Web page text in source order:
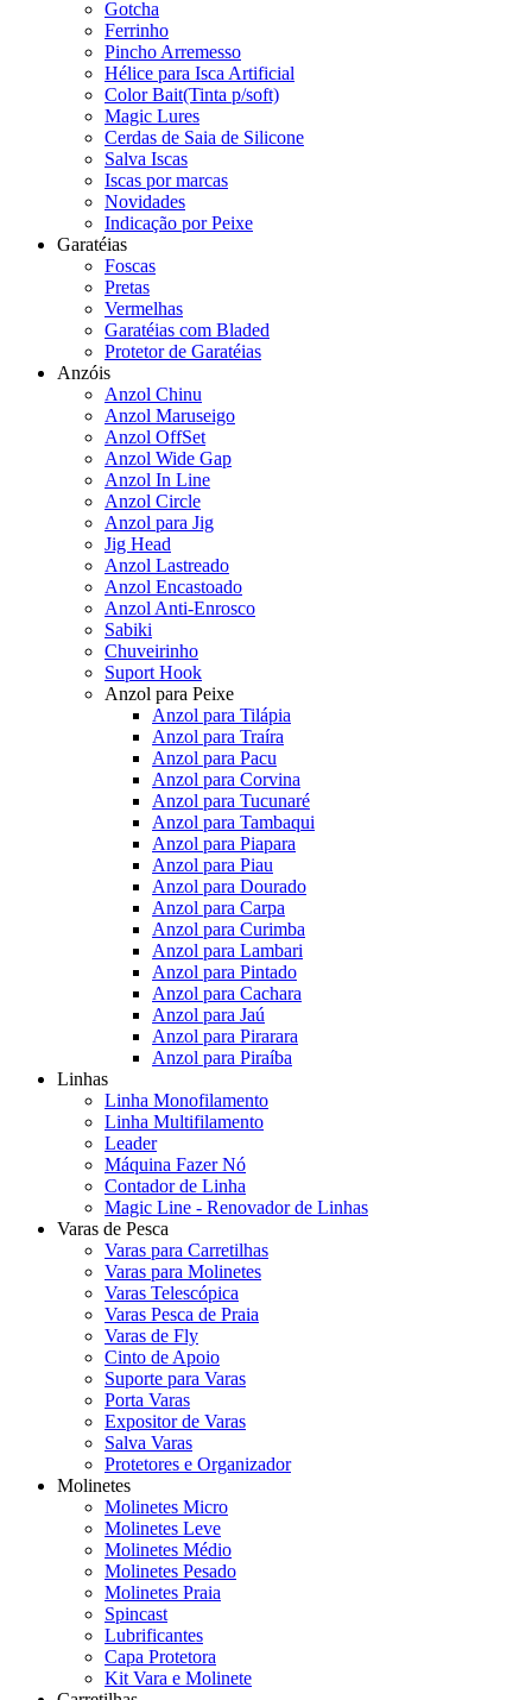
Gotcha
Ferrinho
Pincho Arremesso
Hélice para Isca Artificial
Color Bait(Tinta p/soft)
Magic Lures
Cerdas de Saia de Silicone
Salva Iscas
Iscas por marcas
Novidades
Indicação por Peixe
Garatéias
Foscas
Pretas
Vermelhas
Garatéias com Bladed
Protetor de Garatéias
Anzóis
Anzol Chinu
Anzol Maruseigo
Anzol OffSet
Anzol Wide Gap
Anzol In Line
Anzol Circle
Anzol para Jig
Jig Head
Anzol Lastreado
Anzol Encastoado
Anzol Anti-Enrosco
Sabiki
Chuveirinho
Suport Hook
Anzol para Peixe
Anzol para Tilápia
Anzol para Traíra
Anzol para Pacu
Anzol para Corvina
Anzol para Tucunaré
Anzol para Tambaqui
Anzol para Piapara
Anzol para Piau
Anzol para Dourado
Anzol para Carpa
Anzol para Curimba
Anzol para Lambari
Anzol para Pintado
Anzol para Cachara
Anzol para Jaú
Anzol para Pirarara
Anzol para Piraíba
Linhas
Linha Monofilamento
Linha Multifilamento
Leader
Máquina Fazer Nó
Contador de Linha
Magic Line - Renovador de Linhas
Varas de Pesca
Varas para Carretilhas
Varas para Molinetes
Varas Telescópica
Varas Pesca de Praia
Varas de Fly
Cinto de Apoio
Suporte para Varas
Porta Varas
Expositor de Varas
Salva Varas
Protetores e Organizador
Molinetes
Molinetes Micro
Molinetes Leve
Molinetes Médio
Molinetes Pesado
Molinetes Praia
Spincast
Lubrificantes
Capa Protetora
Kit Vara e Molinete